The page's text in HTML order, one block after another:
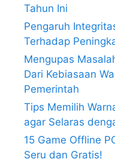
Tahun Ini
Pengaruh
Terhadap
Mengupas
Dari Kebiasaan
Pemerintah
Tips Memilih
agar Selaras
15 Game Offline
Seru dan Gratis!